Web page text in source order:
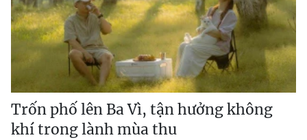
Trốn phố lên Ba Vì, tận hưởng không
khí trong lành mùa thu